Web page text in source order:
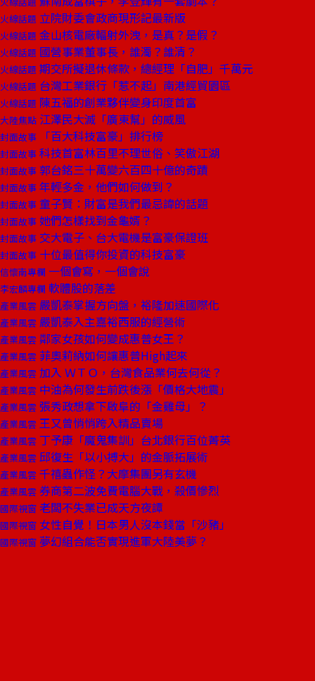
火線話題 立院財委會政商現形記最新版
火線話題 金山核電廠輻射外洩，是真？是假？
火線話題 國營事業董事長，誰濁？誰清？
火線話題 期交所擬退休條款，總經理「自肥」千萬元
火線話題 台灣工業銀行「惹不起」南港經貿園區
火線話題 陳五福的創業夥伴變身印度首富
大陸焦點 江澤民大滅「廣東幫」的威風
封面故事 「百大科技富豪」排行榜
封面故事 科技首富林百里不理世俗、笑傲江湖
封面故事 郭台銘三十萬變六百四十億的奇蹟
封面故事 年輕多金，他們如何做到？
封面故事 童子賢：財富是我們最忌諱的話題
封面故事 她們怎樣找到金龜婿？
封面故事 交大電子、台大電機是富豪保證班
封面故事 十位最值得你投資的科技富豪
信懷南專欄 一個會寫，一個會說
李宏麟專欄 軟體股的落差
產業風雲 嚴凱泰掌握方向盤，裕隆加速國際化
產業風雲 嚴凱泰入主嘉裕西服的經營術
產業風雲 鄰家女孩如何變成惠普女王？
產業風雲 菲奧莉納如何讓惠普High起來
產業風雲 加入 ＷＴＯ，台灣食品業何去何從？
產業風雲 中油為何發生前跌後漲「價格大地震」
產業風雲 張秀政想拿下啟阜的「金雞母」？
產業風雲 王又曾悄悄跨入精品賣場
產業風雲 丁予康「魔鬼集訓」台北銀行百位菁英
產業風雲 邱復生「以小搏大」的金脈拓展術
產業風雲 千禧蟲作怪？大摩集團另有玄機
產業風雲 券商第二波免費電腦大戰，殺價慘烈
國際視窗 老闆不失業已成天方夜譚
國際視窗 女性自覺！日本男人沒本錢當「沙豬」
國際視窗 夢幻組合能否實現進軍大陸美夢？